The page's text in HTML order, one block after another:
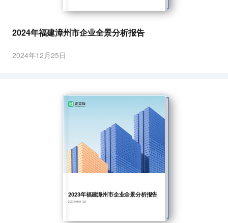
2024年福建漳州市企业全景分析报告
2024年12月25日
2023年福建漳州市企业全景分析报告
2023年09月13日